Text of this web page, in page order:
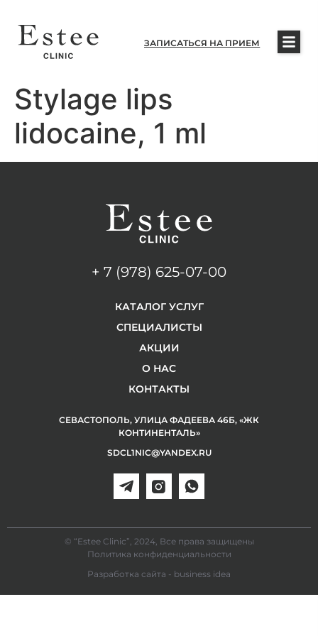
ЗАПИСАТЬСЯ НА ПРИЕМ
Stylage lips
lidocaine, 1 ml
КАТАЛОГ УСЛУГ
СПЕЦИАЛИСТЫ
АКЦИИ
О НАС
КОНТАКТЫ
+ 7 (978) 625-07-00
СЕВАСТОПОЛЬ, УЛИЦА ФАДЕЕВА 46Б, «ЖК
КОНТИНЕНТАЛЬ»
SDCL1NIC@YANDEX.RU
© “Estee Clinic”, 2024, Все права защищены
Политика конфиденциальности
Разработка сайта - business idea